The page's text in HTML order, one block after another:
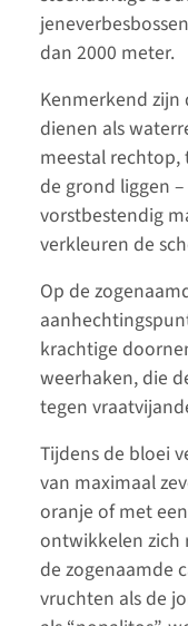
dan 2000 meter.
Kenmerkend zijn
dienen als
meestal rechtop,
de grond liggen
vorstbestendig
verkleuren de
Op de
krachtige
weerhaken, die
tegen
Tijdens de bloei
van maximaal
oranje of met
ontwikkelen zich
de zogenaamde
vruchten als de